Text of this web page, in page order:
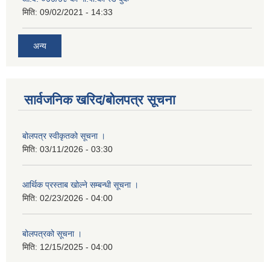
मिति: 09/02/2021 - 14:33
अन्य
सार्वजनिक खरिद/बोलपत्र सूचना
बोलपत्र स्वीकृतको सूचना ।
मिति: 03/11/2026 - 03:30
आर्थिक प्रस्ताब खोल्ने सम्बन्धी सूचना ।
मिति: 02/23/2026 - 04:00
बोलपत्रको सूचना ।
मिति: 12/15/2025 - 04:00